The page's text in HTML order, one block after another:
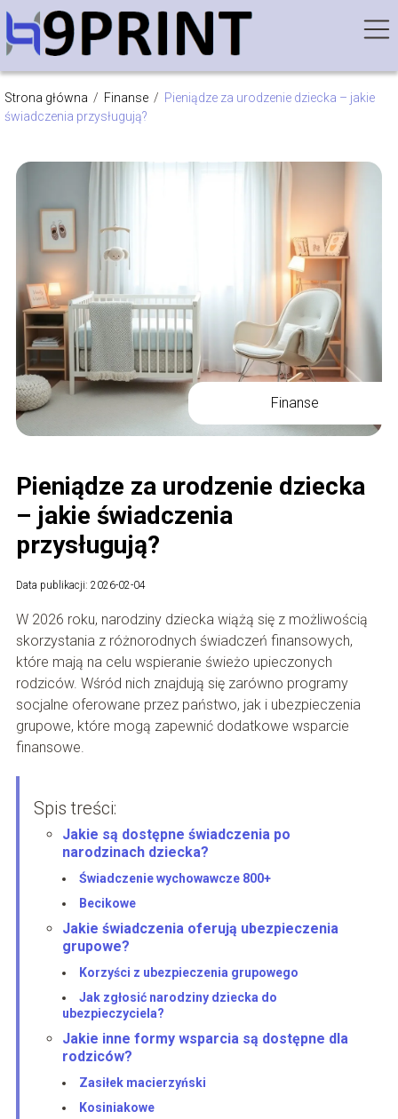
Strona główna / Finanse / Pieniądze za urodzenie dziecka – jakie
świadczenia przysługują?
Finanse
Pieniądze za urodzenie dziecka
– jakie świadczenia
przysługują?
Data publikacji: 2026-02-04
W 2026 roku, narodziny dziecka wiążą się z możliwością
skorzystania z różnorodnych świadczeń finansowych,
które mają na celu wspieranie świeżo upieczonych
rodziców. Wśród nich znajdują się zarówno programy
socjalne oferowane przez państwo, jak i ubezpieczenia
grupowe, które mogą zapewnić dodatkowe wsparcie
finansowe.
Spis treści:
Jakie są dostępne świadczenia po
narodzinach dziecka?
Świadczenie wychowawcze 800+
Becikowe
Jakie świadczenia oferują ubezpieczenia
grupowe?
Korzyści z ubezpieczenia grupowego
Jak zgłosić narodziny dziecka do
ubezpieczyciela?
Jakie inne formy wsparcia są dostępne dla
rodziców?
Zasiłek macierzyński
Kosiniakowe